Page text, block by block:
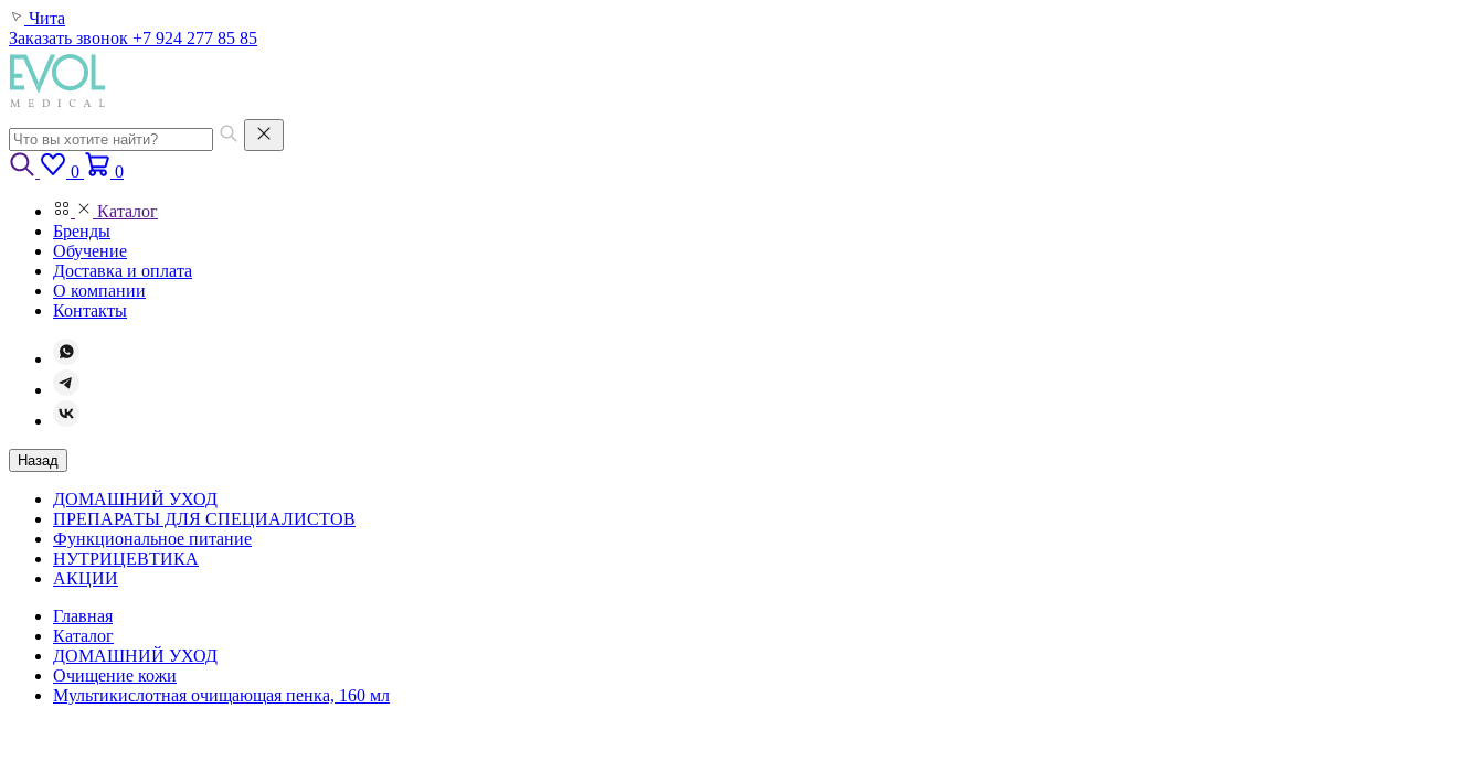
Чита
Заказать звонок +7 924 277 85 85
0 0
Каталог
Бренды
Обучение
Доставка и оплата
О компании
Контакты
Назад
ДОМАШНИЙ УХОД
ПРЕПАРАТЫ ДЛЯ СПЕЦИАЛИСТОВ
Функциональное питание
НУТРИЦЕВТИКА
АКЦИИ
Главная
Каталог
ДОМАШНИЙ УХОД
Очищение кожи
Мультикислотная очищающая пенка, 160 мл